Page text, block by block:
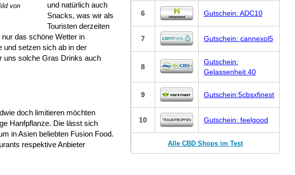
von
und natürlich auch
Snacks, was wir als
Touristen derzeiten
das schöne Wetter in
und setzen sich ab in der
uns solche Gras Drinks auch
doch limitieren möchten
Hanfpflanze. Die lässt sich
in Asien beliebten Fusion Food.
respektive Anbieter
6 Gutschein: ADC10
7 Gutschein: cannexol5
8
Gutschein:
Gelassenheit 40
9 Gutschein:5cbsxfinest
10 Gutschein: feelgood
Alle CBD Shops im Test